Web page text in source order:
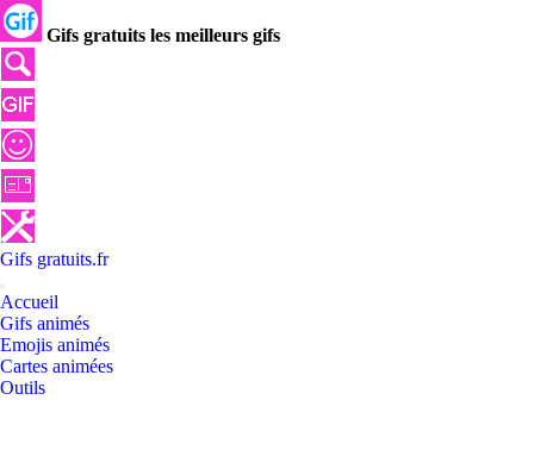
Gifs gratuits les meilleurs gifs
Gifs gratuits.fr
Accueil
Gifs animés
Emojis animés
Cartes animées
Outils